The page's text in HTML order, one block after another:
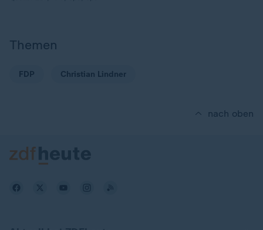
Themen
FDP Christian Lindner
nach oben